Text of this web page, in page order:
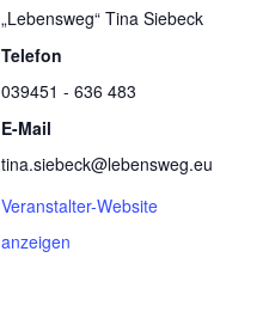
„Lebensweg“ Tina Siebeck
Telefon
039451 - 636 483
E-Mail
tina.siebeck@lebensweg.eu
Veranstalter-Website
anzeigen